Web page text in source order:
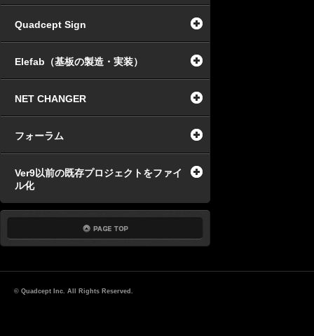
Quadcept Sign
Elefab（基板の製造・実装）
NET CHANGER
フォーラム
Ver9以前の既存プロジェクトをファイ
ル化
© Quadcept Inc. All Rights Reserved.